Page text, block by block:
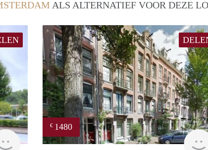
ALS ALTERNATIEF VOOR DEZE
finder
€ 1480